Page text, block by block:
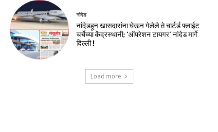
नांदेड
नांदेडहून खासदारांना घेऊन गेलेले ते चार्टर्ड फ्लाईट
चर्चेच्या केंद्रस्थानी; ‘ऑपरेशन टायगर’ नांदेड मार्गे
दिल्ली !
Load more